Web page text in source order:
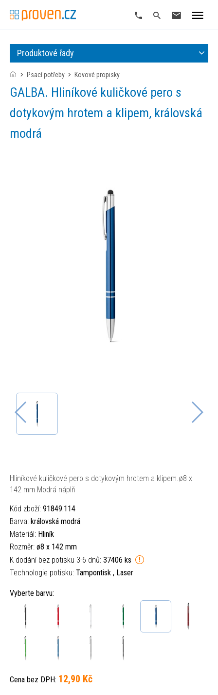
Produktové řady
Psací potřeby kovové propisky
GALBA. Hliníkové kuličkové pero s
dotykovým hrotem a klipem, královská
modrá
Hliníkové kuličkové pero s dotykovým hrotem a klipem.ø8 x
142 mm Modrá náplň
Kód zboží: 91849.114
Barva: královská modrá
Materiál: Hliník
Rozměr: ø8 x 142 mm
K dodání bez potisku 3-6 dnů: 37406 ks
Technologie potisku: Tampontisk , Laser
Vyberte barvu:
Cena bez DPH: 12,90 Kč